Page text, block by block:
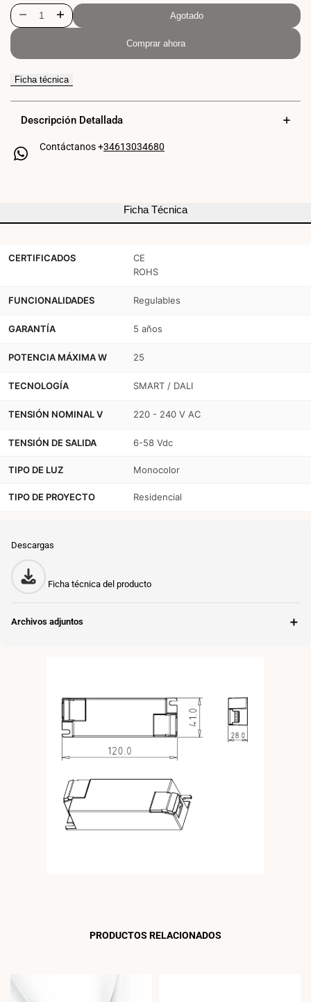
regulable
DT6
-
6-
250-
700mA
Aumentar
regulable
-
6-
250-
700mA
Agotado
Comprar ahora
Ficha técnica
Descripción Detallada
Contáctanos +34613034680
Ficha Técnica
CERTIFICADOS
CE
ROHS
FUNCIONALIDADES Regulables
GARANTÍA 5 años
POTENCIA MÁXIMA W 25
TECNOLOGÍA SMART / DALI
TENSIÓN NOMINAL V 220 - 240 V AC
TENSIÓN DE SALIDA 6-58 Vdc
TIPO DE LUZ Monocolor
TIPO DE PROYECTO Residencial
Descargas
Ficha técnica del producto
Archivos adjuntos ＋
PRODUCTOS RELACIONADOS